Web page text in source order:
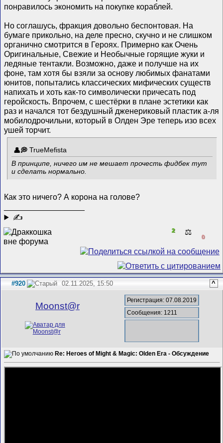
понравилось экономить на покупке кораблей.
Но соглашусь, фракция довольно беспонтовая. На
бумаге прикольно, на деле пресно, скучно и не слишком
органично смотрится в Героях. Примерно как Очень
Оригинальные, Свежие и Необычные горящие жуки и
ледяные тентакли. Возможно, даже и получше на их
фоне, там хотя бы взяли за основу любимых фанатами
юнитов, попытались классических мифических существ
напихать и хоть как-то символически причесать под
геройскость. Впрочем, с шестёрки в плане эстетики как
раз и начался тот бездушный дженериковый пластик а-ля
мобилодрочильни, который в Олден Эре теперь изо всех
ушей торчит.
TrueMefista
В принципе, ничего им не мешает прочесть фидбек тут
и сделать нормально.
Как это ничего? А корона на голове?
✍
2 ⚖️
0
#920 02.11.2025, 15:50 ^
Mооnst@r
Регистрация: 07.08.2019
Сообщения: 1211
Re: Heroes of Might & Magic: Olden Era - Обсуждение